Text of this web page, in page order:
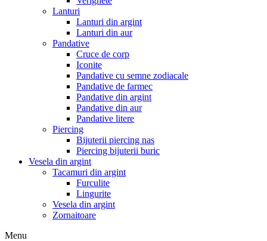
Lanturi
Lanturi din argint
Lanturi din aur
Pandative
Cruce de corp
Iconite
Pandative cu semne zodiacale
Pandative de farmec
Pandative din argint
Pandative din aur
Pandative litere
Piercing
Bijuterii piercing nas
Piercing bijuterii buric
Vesela din argint
Tacamuri din argint
Furculite
Lingurite
Vesela din argint
Zornaitoare
Menu